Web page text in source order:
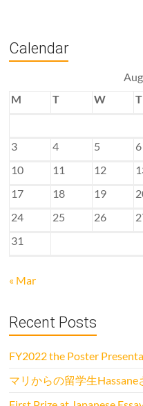
Calendar
M
T W T
3
4 5 6
10
11 12
17
18 19
24
25 26
31
« Mar
Recent Posts
FY2022 the Poster
マリからの留学生